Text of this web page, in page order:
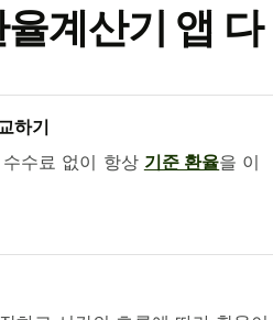
계산기 앱 다
하기
수료 없이 항상 기준 환율을 이